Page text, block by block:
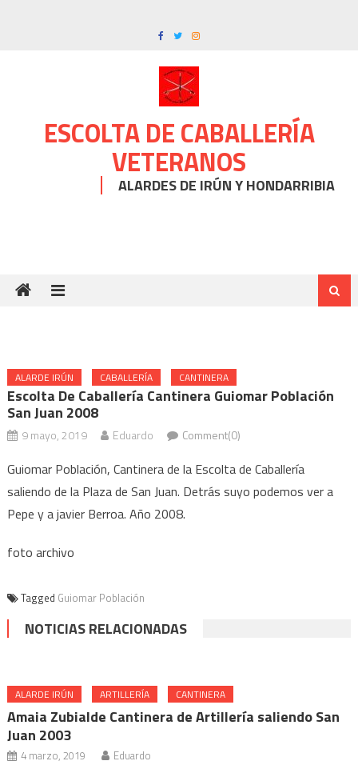
ESCOLTA DE CABALLERÍA
VETERANOS
ALARDES DE IRÚN Y HONDARRIBIA
ALARDE IRÚN CABALLERÍA CANTINERA
Escolta De Caballería Cantinera Guiomar Población
San Juan 2008
9 mayo, 2019 Eduardo Comment(0)
Guiomar Población, Cantinera de la Escolta de Caballería
saliendo de la Plaza de San Juan. Detrás suyo podemos ver a
Pepe y a javier Berroa. Año 2008.
foto archivo
Tagged Guiomar Población
NOTICIAS RELACIONADAS
ALARDE IRÚN ARTILLERÍA CANTINERA
Amaia Zubialde Cantinera de Artillería saliendo San
Juan 2003
4 marzo, 2019 Eduardo